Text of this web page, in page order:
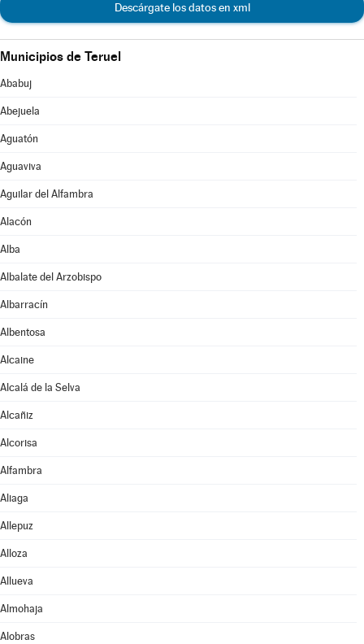
Descárgate los datos en xml
Municipios de Teruel
Ababuj
Abejuela
Aguatón
Aguaviva
Aguilar del Alfambra
Alacón
Alba
Albalate del Arzobispo
Albarracín
Albentosa
Alcaine
Alcalá de la Selva
Alcañiz
Alcorisa
Alfambra
Aliaga
Allepuz
Alloza
Allueva
Almohaja
Alobras